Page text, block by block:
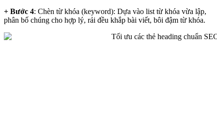
+ Bước 4: Chèn từ khóa (keyword): Dựa vào list từ khóa vừa lập,
phân bố chúng cho hợp lý, rải đều khắp bài viết, bôi đậm từ khóa.